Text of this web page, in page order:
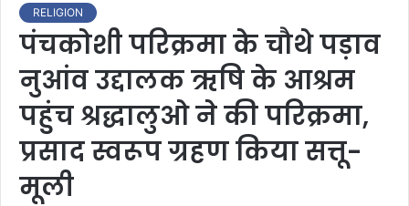
RELIGION
पंचकोशी परिक्रमा के चौथे पड़ाव
नुआंव उद्दालक ऋषि के आश्रम
पहुंच श्रद्धालुओ ने की परिक्रमा,
प्रसाद स्वरूप ग्रहण किया सत्तू-
मूली